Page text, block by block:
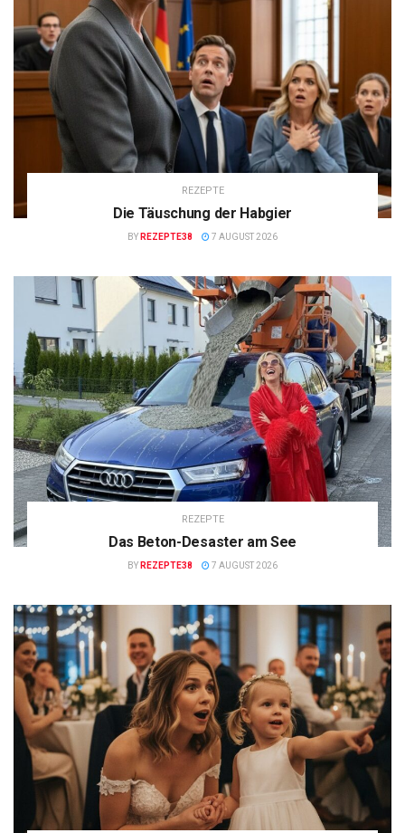
REZEPTE
Die Täuschung der Habgier
BY REZEPTE38 7 AUGUST 2026
REZEPTE
Das Beton-Desaster am See
BY REZEPTE38 7 AUGUST 2026